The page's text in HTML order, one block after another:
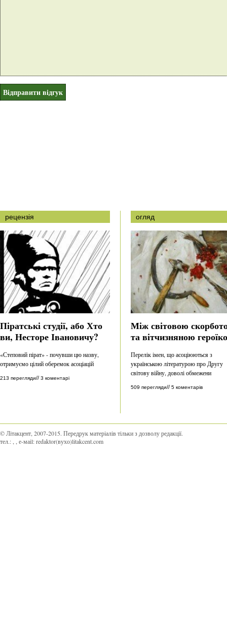
рецензія
Піратські студії, або Хто
ви, Несторе Івановичу?
«Степовий пірат» - почувши цю назву,
отримуємо цілий оберемок асоціацій
213 перегляди// 3 коментарі
огляд
Між світовою
та вітчизняною
Перелік імен, що асоціюються з
українською літературою про Другу
світову війну, доволі обмежени
509 перегляди// 5 коментарів
© Літакцент, 2007-2015. Передрук матеріалів тільки з дозволу редакції.
тел.:
, е-маіl:redaktor(вухо)litakcent.com